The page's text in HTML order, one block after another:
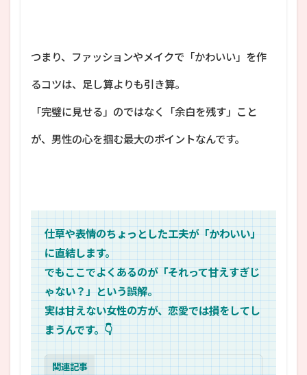
つまり、ファッションやメイクで「かわいい」を作
るコツは、足し算よりも引き算。
「完璧に見せる」のではなく「余白を残す」こと
が、男性の心を掴む最大のポイントなんです。
仕草や表情のちょっとした工夫が「かわいい」
に直結します。
でもここでよくあるのが「それって甘えすぎじ
ゃない？」という誤解。
実は甘えない女性の方が、恋愛では損をしてし
まうんです。👇
関連記事